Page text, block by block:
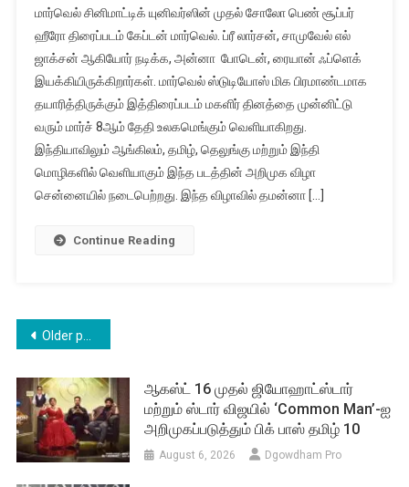
மார்வெல் சினிமாட்டிக் யுனிவர்ஸின் முதல் சோலோ பெண் சூப்பர்
ஹீரோ திரைப்படம் கேப்டன் மார்வெல். ப்ரீ லார்சன், சாமுவேல் எல்
ஜாக்சன் ஆகியோர் நடிக்க, அன்னா போடென், ரையான் ஃப்ளெக்
இயக்கியிருக்கிறார்கள். மார்வெல் ஸ்டுடியோஸ் மிக பிரமாண்டமாக
தயாரித்திருக்கும் இத்திரைப்படம் மகளிர் தினத்தை முன்னிட்டு
வரும் மார்ச் 8ஆம் தேதி உலகமெங்கும் வெளியாகிறது.
இந்தியாவிலும் ஆங்கிலம், தமிழ், தெலுங்கு மற்றும் இந்தி
மொழிகளில் வெளியாகும் இந்த படத்தின் அறிமுக விழா
சென்னையில் நடைபெற்றது. இந்த விழாவில் தமன்னா […]
Continue Reading
Posts
navigation
Older posts
ஆகஸ்ட் 16 முதல் ஜியோஹாட்ஸ்டார்
மற்றும் ஸ்டார் விஜயில் ‘Common Man’-ஐ
அறிமுகப்படுத்தும் பிக் பாஸ் தமிழ் 10
August 6, 2026 Dgowdham Pro